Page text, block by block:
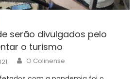
serão divulgados pelo
o turismo
Author
O Colinense